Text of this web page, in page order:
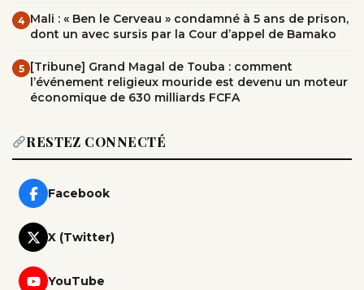
4 Mali : « Ben le Cerveau » condamné à 5 ans de prison,
dont un avec sursis par la Cour d’appel de Bamako
5 [Tribune] Grand Magal de Touba : comment
l’événement religieux mouride est devenu un moteur
économique de 630 milliards FCFA
RESTEZ CONNECTÉ
Facebook
X (Twitter)
YouTube